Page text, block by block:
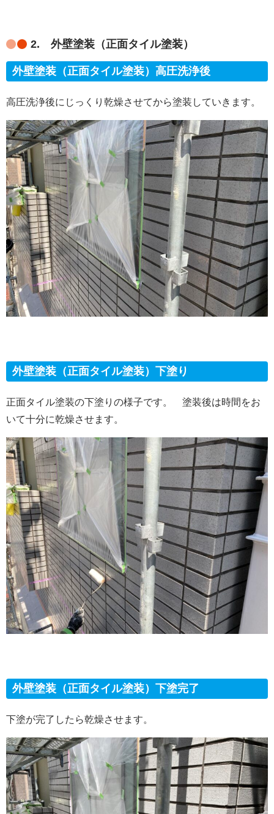
2. 外壁塗装（正面タイル塗装）
外壁塗装（正面タイル塗装）高圧洗浄後
高圧洗浄後にじっくり乾燥させてから塗装していきます。
外壁塗装（正面タイル塗装）下塗り
正面タイル塗装の下塗りの様子です。 塗装後は時間をお
いて十分に乾燥させます。
外壁塗装（正面タイル塗装）下塗完了
下塗が完了したら乾燥させます。